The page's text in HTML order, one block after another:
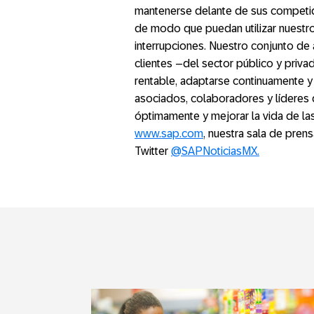
mantenerse delante de sus
de modo que puedan utilizar
interrupciones. Nuestro conjunto
clientes –del sector público y
rentable, adaptarse continuamente
asociados, colaboradores y líderes
óptimamente y mejorar la vida de
www.sap.com, nuestra sala de
Twitter @SAPNoticiasMX.